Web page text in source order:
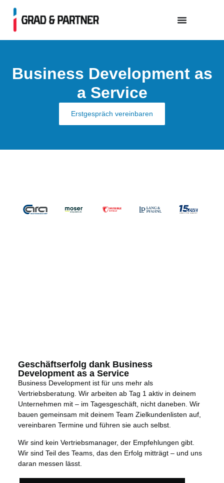
springen
Business Development as
a Service
Erstgespräch vereinbaren
Geschäftserfolg dank Business
Development as a Service
Business Development ist für uns mehr als
Vertriebsberatung. Wir arbeiten ab Tag 1 aktiv in deinem
Unternehmen mit – im Tagesgeschäft, nicht daneben. Wir
bauen gemeinsam mit deinem Team Zielkundenlisten auf,
vereinbaren Termine und führen sie auch selbst.
Wir sind kein Vertriebsmanager, der Empfehlungen gibt.
Wir sind Teil des Teams, das den Erfolg mitträgt – und uns
daran messen lässt.